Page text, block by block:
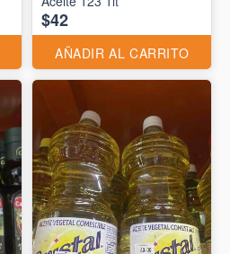
$42
AÑADIR AL CARRITO